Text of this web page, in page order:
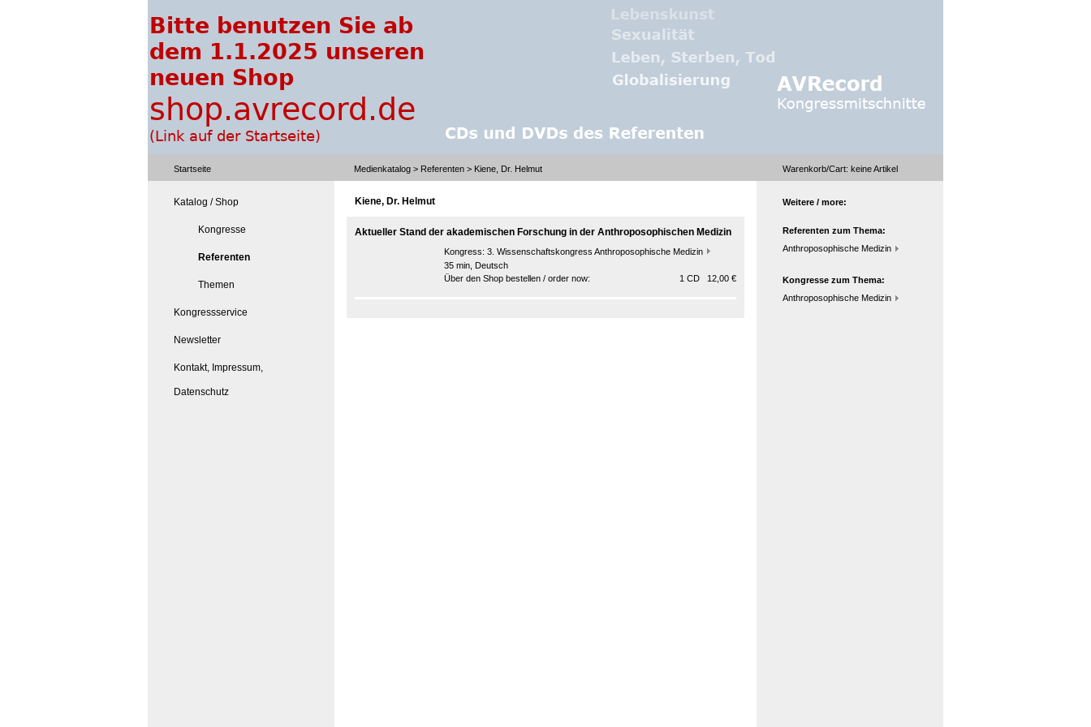
Startseite Medienkatalog > Referenten > Kiene, Dr. Helmut Warenkorb/Cart: keineArtikel
Katalog / Shop
Kongresse
Referenten
Themen
Kongressservice
Newsletter
Kontakt, Impressum,
Datenschutz
Kiene, Dr. Helmut
Aktueller Stand der akademischen Forschung in der Anthroposophischen Medizin
Kongress: 3. Wissenschaftskongress Anthroposophische Medizin
35 min, Deutsch
Über den Shop bestellen / order now:
1 CD 12,00 €
Weitere / more:
Referenten zum Thema:
Anthroposophische Medizin
Kongresse zum Thema:
Anthroposophische Medizin